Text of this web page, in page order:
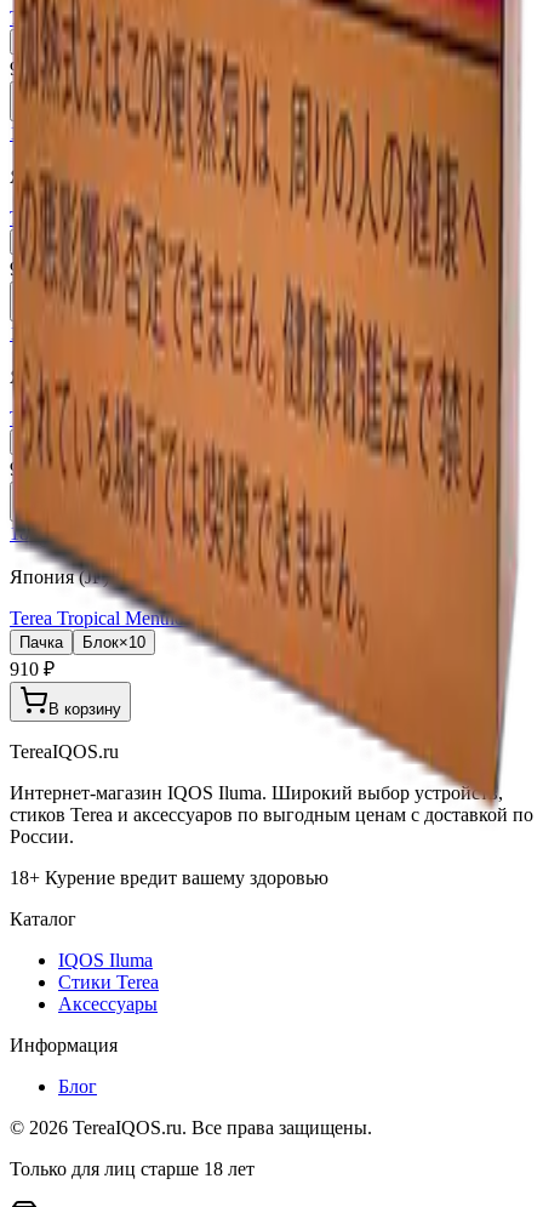
Terea Fusion Menthol JP
Пачка Блок×10
910 ₽
В корзину
18+ Мне исполнилось 18 лет
Япония (JP)
Terea Black Yellow Menthol JP
Пачка Блок×10
910 ₽
В корзину
18+ Мне исполнилось 18 лет
Япония (JP)
Terea Black Purple Menthol JP
Пачка Блок×10
910 ₽
18+ Мне исполнилось 18 лет
Япония (JP)
Terea Tropical Menthol JP
Пачка Блок×10
910 ₽
В корзину
TereaIQOS.ru
Интернет-магазин IQOS Iluma. Широкий выбор устройств,
стиков Terea и аксессуаров по выгодным ценам с доставкой по
России.
18+ Курение вредит вашему здоровью
Каталог
IQOS Iluma
Стики Terea
Аксессуары
Информация
Блог
© 2026 TereaIQOS.ru. Все права защищены.
Только для лиц старше 18 лет